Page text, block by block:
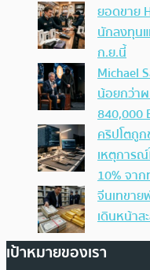
ยอดขาย
นักลงทุน
ก.ย.นี้
Michael
น้อยกว่า
840,000
คริปโตถูก
เหตุการ
10% จา
จีนเทขา
เดินหน้า
เป้าหมายของเรา